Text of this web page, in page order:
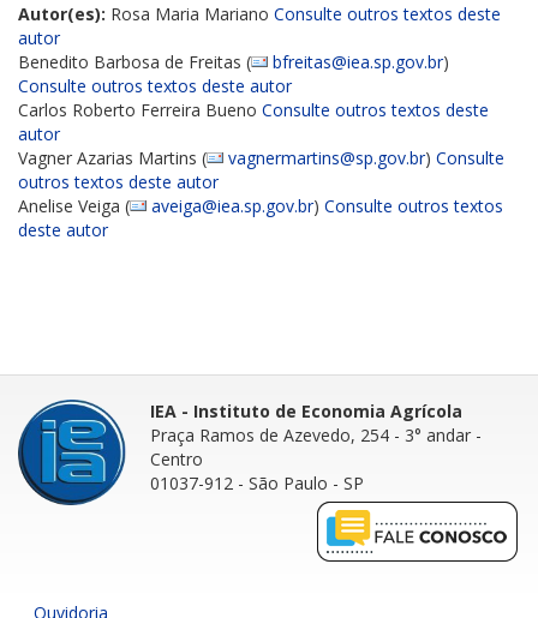
Autor(es): Rosa Maria Mariano Consulte outros textos deste
autor
Benedito Barbosa de Freitas (
bfreitas@iea.sp.gov.br)
Consulte outros textos deste autor
Carlos Roberto Ferreira Bueno Consulte outros textos deste
autor
Vagner Azarias Martins (
vagnermartins@sp.gov.br) Consulte
outros textos deste autor
Anelise Veiga (
aveiga@iea.sp.gov.br) Consulte outros textos
deste autor
IEA - Instituto de Economia Agrícola
Praça Ramos de Azevedo, 254 - 3° andar -
Centro
01037-912 - São Paulo - SP
Ouvidoria